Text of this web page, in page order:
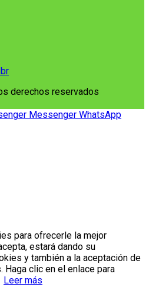
derechos reservados
Messenger WhatsApp
para ofrecerle la mejor
estará dando su
y también a la aceptación de
clic en el enlace para
Leer más